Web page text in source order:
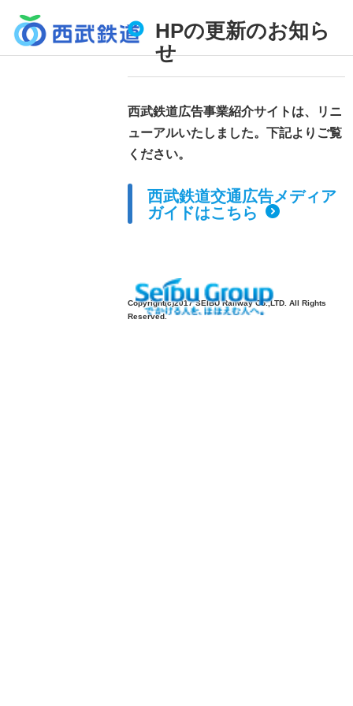
HPの更新のお知ら
せ
西武鉄道広告事業紹介サイトは、リニ
ューアルいたしました。下記よりご覧
ください。
西武鉄道交通広告メディア
ガイドはこちら
Copyright(c)2017 SEIBU Railway Co.,LTD. All Rights
Reserved.